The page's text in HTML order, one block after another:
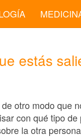
estás
otro modo que
con qué tipo
la otra